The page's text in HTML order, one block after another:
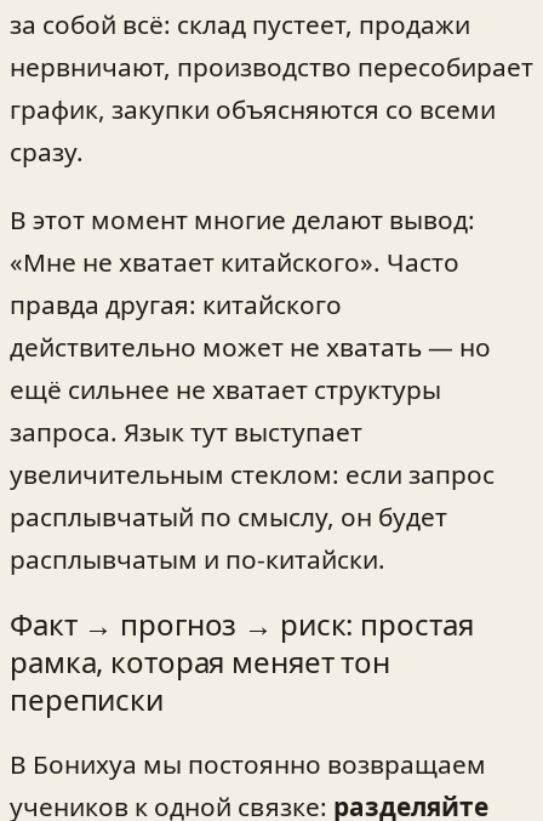
за собой всё: склад пустеет, продажи
нервничают, производство пересобирает
график, закупки объясняются со всеми
сразу.
В этот момент многие делают вывод:
«Мне не хватает китайского». Часто
правда другая: китайского
действительно может не хватать — но
ещё сильнее не хватает структуры
запроса. Язык тут выступает
увеличительным стеклом: если запрос
расплывчатый по смыслу, он будет
расплывчатым и по‑китайски.
Факт → прогноз → риск: простая
рамка, которая меняет тон
переписки
В Бонихуа мы постоянно возвращаем
учеников к одной связке: разделяйте